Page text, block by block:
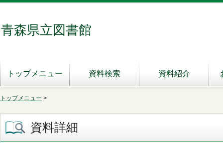
青森県立図書館
トップメニュー 資料検索 資料紹介
トップメニュー >
資料詳細